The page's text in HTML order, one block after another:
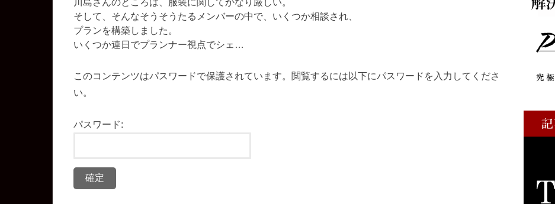
そして、そんなそうそうたるメンバーの中で、いくつか相談され、
プランを構築しました。
いくつか連日でプランナー視点でシェ…
このコンテンツはパスワードで保護されています。閲覧するには以下にパスワードを入力してくださ
い。
パスワード: